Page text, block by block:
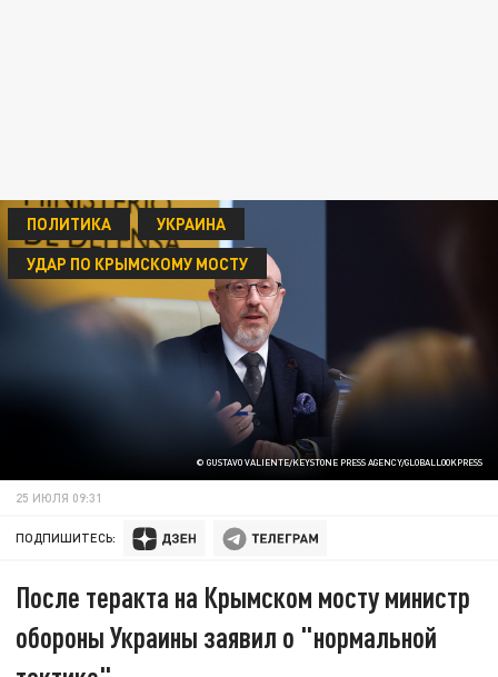
© GUSTAVO VALIENTE/KEYSTONE PRESS AGENCY/GLOBALLOOKPRESS
ПОЛИТИКА
УКРАИНА
УДАР ПО КРЫМСКОМУ МОСТУ
25 ИЮЛЯ 09:31
ПОДПИШИТЕСЬ:
После теракта на Крымском мосту министр
обороны Украины заявил о "нормальной